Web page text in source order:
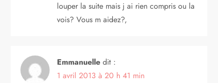
louper la suite mais j ai rien compris ou la
vois? Vous m aidez?,
Emmanuelle dit :
1 avril 2013 à 20 h 41 min